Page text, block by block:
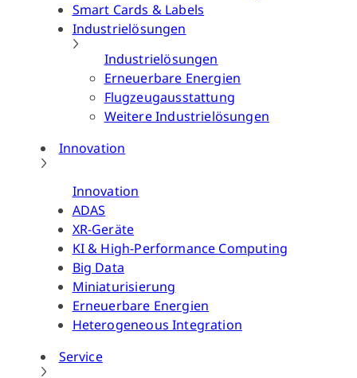
Smart Cards & Labels
Industrielösungen
Industrielösungen
Erneuerbare Energien
Flugzeugausstattung
Weitere Industrielösungen
Innovation
Innovation
ADAS
XR-Geräte
KI & High-Performance Computing
Big Data
Miniaturisierung
Erneuerbare Energien
Heterogeneous Integration
Service